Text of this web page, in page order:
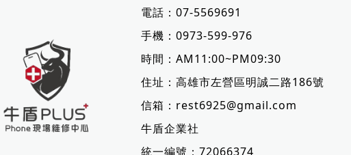
電話：07-5569691
手機：0973-599-976
時間：AM11:00~PM09:30
住址：高雄市左營區明誠二路186號
信箱： rest6925@gmail.com
牛盾企業社
統一編號：72066374